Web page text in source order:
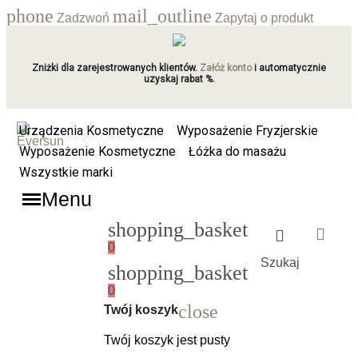
phone Zadzwoń mail_outline Zapytaj o produkt
Zniżki dla zarejestrowanych klientów. Załóż kontoi automatycznie
uzyskaj rabat %.
Szukaj
shopping_basket
0
shopping_basket
0
Ładowanie
Twój koszykclose
Twój koszyk jest pusty
Urządzenia Kosmetyczne
Wyposażenie Fryzjerskie
Wyposażenie Kosmetyczne
Łóżka do masażu
Wszystkie marki
Menu